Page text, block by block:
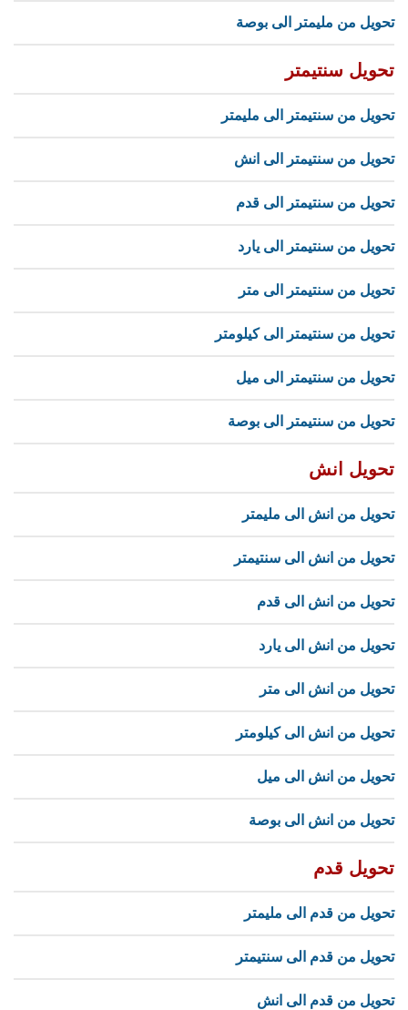
تحويل من مليمتر الى بوصة
تحويل سنتيمتر
تحويل من سنتيمتر الى مليمتر
تحويل من سنتيمتر الى انش
تحويل من سنتيمتر الى قدم
تحويل من سنتيمتر الى يارد
تحويل من سنتيمتر الى متر
تحويل من سنتيمتر الى كيلومتر
تحويل من سنتيمتر الى ميل
تحويل من سنتيمتر الى بوصة
تحويل انش
تحويل من انش الى مليمتر
تحويل من انش الى سنتيمتر
تحويل من انش الى قدم
تحويل من انش الى يارد
تحويل من انش الى متر
تحويل من انش الى كيلومتر
تحويل من انش الى ميل
تحويل من انش الى بوصة
تحويل قدم
تحويل من قدم الى مليمتر
تحويل من قدم الى سنتيمتر
تحويل من قدم الى انش